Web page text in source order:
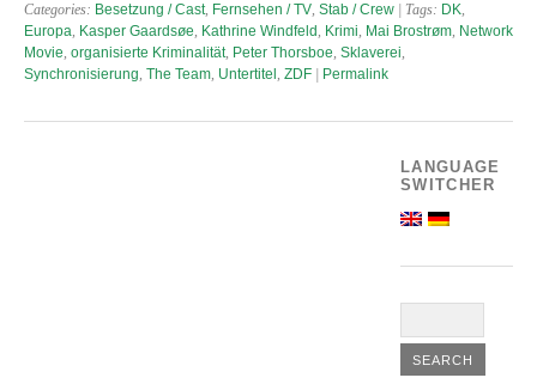
Categories: Besetzung / Cast, Fernsehen / TV, Stab / Crew | Tags: DK,
Europa, Kasper Gaardsøe, Kathrine Windfeld , Krimi, Mai Brostrøm, Network
Movie, organisierte Kriminalität, Peter Thorsboe, Sklaverei,
Synchronisierung, The Team, Untertitel , ZDF Permalink
LANGUAGE
SWITCHER